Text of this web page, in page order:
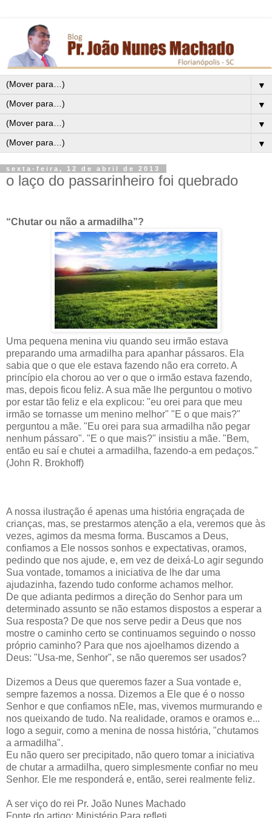
▼
▼
▼
▼
sexta-feira, 12 de abril de 2013
o laço do passarinheiro foi quebrado
“Chutar ou não a armadilha”?
Uma pequena menina viu quando seu irmão estava
preparando uma armadilha para apanhar pássaros. Ela
sabia que o que ele estava fazendo não era correto. A
princípio ela chorou ao ver o que o irmão estava fazendo,
mas, depois ficou feliz. A sua mãe lhe perguntou o motivo
por estar tão feliz e ela explicou: "eu orei para que meu
irmão se tornasse um menino melhor" "E o que mais?"
perguntou a mãe. "Eu orei para sua armadilha não pegar
nenhum pássaro". "E o que mais?" insistiu a mãe. "Bem,
então eu saí e chutei a armadilha, fazendo-a em pedaços."
(John R. Brokhoff)
A nossa ilustração é apenas uma história engraçada de
crianças, mas, se prestarmos atenção a ela, veremos que às
vezes, agimos da mesma forma. Buscamos a Deus,
confiamos a Ele nossos sonhos e expectativas, oramos,
pedindo que nos ajude, e, em vez de deixá-Lo agir segundo
Sua vontade, tomamos a iniciativa de lhe dar uma
ajudazinha, fazendo tudo conforme achamos melhor.
De que adianta pedirmos a direção do Senhor para um
determinado assunto se não estamos dispostos a esperar a
Sua resposta? De que nos serve pedir a Deus que nos
mostre o caminho certo se continuamos seguindo o nosso
próprio caminho? Para que nos ajoelhamos dizendo a
Deus: "Usa-me, Senhor", se não queremos ser usados?
Dizemos a Deus que queremos fazer a Sua vontade e,
sempre fazemos a nossa. Dizemos a Ele que é o nosso
Senhor e que confiamos nEle, mas, vivemos murmurando e
nos queixando de tudo. Na realidade, oramos e oramos e...
logo a seguir, como a menina de nossa história, "chutamos
a armadilha".
Eu não quero ser precipitado, não quero tomar a iniciativa
de chutar a armadilha, quero simplesmente confiar no meu
Senhor. Ele me responderá e, então, serei realmente feliz.
A ser viço do rei Pr. João Nunes Machado
Fonte do artigo: Ministério Para refleti